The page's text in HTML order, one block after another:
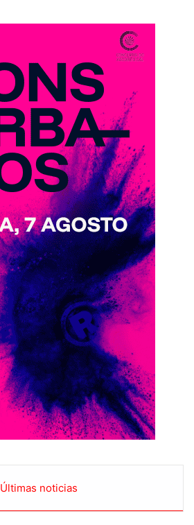
Últimas noticias